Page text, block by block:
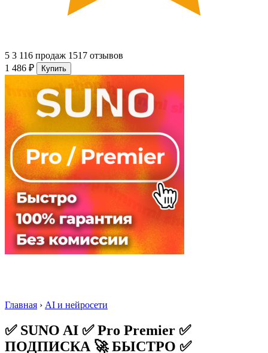
5 3 116 продаж 1517 отзывов
1 486 ₽
Купить